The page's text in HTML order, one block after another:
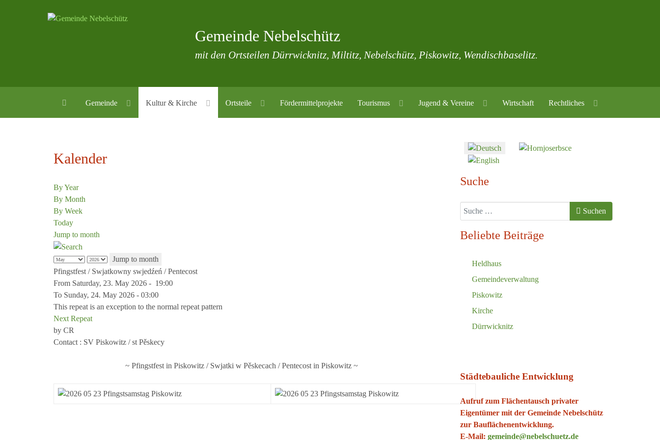
Gemeinde Nebelschütz
mit den Ortsteilen Dürrwicknitz, Miltitz, Nebelschütz, Piskowitz, Wendischbaselitz.
Gemeinde Kultur & Kirche Ortsteile Fördermittelprojekte Tourismus Jugend & Vereine Wirtschaft Rechtliches
Kalender
By Year
By Month
By Week
Today
Jump to month
Jump to month
Pfingstfest / Swjatkowny swjedźeń / Pentecost
From Saturday, 23. May 2026 - 19:00
To Sunday, 24. May 2026 - 03:00
This repeat is an exception to the normal repeat pattern
Next Repeat
by CR
Contact : SV Piskowitz / st Pěskecy
~ Pfingstfest in Piskowitz / Swjatki w Pěskecach / Pentecost in Piskowitz ~
Sprache auswählen
Suche
Suchen Suchen
Beliebte Beiträge
Heldhaus
Gemeindeverwaltung
Piskowitz
Kirche
Dürrwicknitz
Städtebauliche Entwicklung
Aufruf zum Flächentausch privater
Eigentümer mit der Gemeinde Nebelschütz
zur Bauflächenentwicklung.
E-Mail: gemeinde@nebelschuetz.de